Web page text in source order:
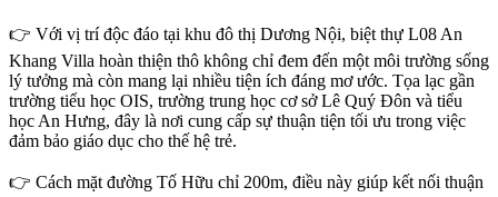
👉 Với vị trí độc đáo tại khu đô thị Dương Nội, biệt thự L08 An
Khang Villa hoàn thiện thô không chỉ đem đến một môi trường sống
lý tưởng mà còn mang lại nhiều tiện ích đáng mơ ước. Tọa lạc gần
trường tiểu học OIS, trường trung học cơ sở Lê Quý Đôn và tiểu
học An Hưng, đây là nơi cung cấp sự thuận tiện tối ưu trong việc
đảm bảo giáo dục cho thế hệ trẻ.
👉 Cách mặt đường Tố Hữu chỉ 200m, điều này giúp kết nối thuận